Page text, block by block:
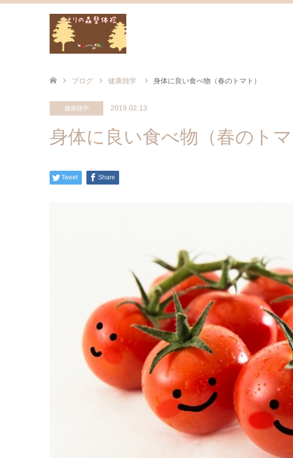
ブログ 健康雑学 身体に良い食べ物（春のトマト）
健康雑学 2019.02.13
身体に良い食べ物（春のトマ
Tweet Share